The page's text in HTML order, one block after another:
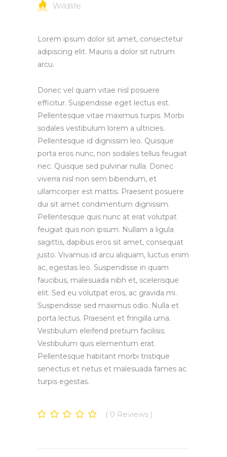
Wildlife
Lorem ipsum dolor sit amet, consectetur
adipiscing elit. Mauris a dolor sit rutrum
arcu.
Donec vel quam vitae nisl posuere
efficitur. Suspendisse eget lectus est.
Pellentesque vitae maximus turpis. Morbi
sodales vestibulum lorem a ultricies.
Pellentesque id dignissim leo. Quisque
porta eros nunc, non sodales tellus feugiat
nec. Quisque sed pulvinar nulla. Donec
viverra nisl non sem bibendum, et
ullamcorper est mattis. Praesent posuere
dui sit amet condimentum dignissim.
Pellentesque quis nunc at erat volutpat
feugiat quis non ipsum. Nullam a ligula
sagittis, dapibus eros sit amet, consequat
justo. Vivamus id arcu aliquam, luctus enim
ac, egestas leo. Suspendisse in quam
faucibus, malesuada nibh et, scelerisque
elit. Sed eu volutpat eros, ac gravida mi.
Suspendisse sed maximus odio. Nulla et
porta lectus. Praesent et fringilla urna.
Vestibulum eleifend pretium facilisis.
Vestibulum quis elementum erat.
Pellentesque habitant morbi tristique
senectus et netus et malesuada fames ac
turpis egestas.
0 Reviews